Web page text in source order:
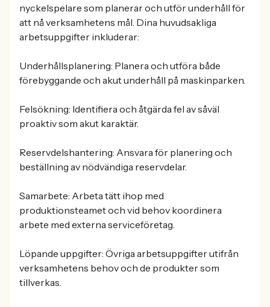
nyckelspelare som planerar och utför underhåll för
att nå verksamhetens mål. Dina huvudsakliga
arbetsuppgifter inkluderar:
Underhållsplanering: Planera och utföra både
förebyggande och akut underhåll på maskinparken.
Felsökning: Identifiera och åtgärda fel av såväl
proaktiv som akut karaktär.
Reservdelshantering: Ansvara för planering och
beställning av nödvändiga reservdelar.
Samarbete: Arbeta tätt ihop med
produktionsteamet och vid behov koordinera
arbete med externa serviceföretag.
Löpande uppgifter: Övriga arbetsuppgifter utifrån
verksamhetens behov och de produkter som
tillverkas.